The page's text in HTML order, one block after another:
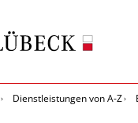
Dienstleistungen von A-Z